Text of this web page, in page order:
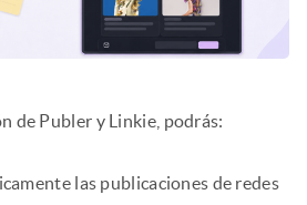
de Publer y Linkie, podrás:
las publicaciones de redes